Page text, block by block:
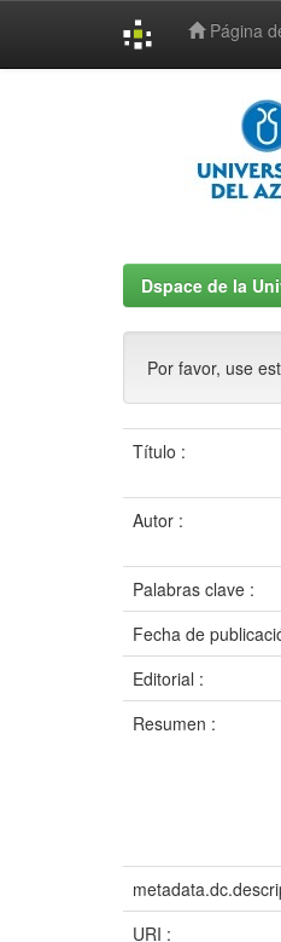
Página
Dspace de la
Por favor, use
Título :
Autor :
Palabras clave :
Fecha de
Editorial :
Resumen :
URI :